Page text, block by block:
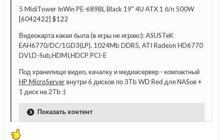
5 MidiTower InWin PE-689BL Black 19" 4U ATX 1 б/п 500W
[6042422] $122
Видеокарта какая была (в игры не играю:): ASUSTeK
EAH6770/DC/1GD3(LP), 1024Mb DDR5, ATI Radeon HD6770
DVI,D-Sub,HDMI,HDCP PCI-E
Под хранилище видео, качалку и медиасервер - компактный
HP MicroServer внутри 6 дисков по 3Tb WD Red для NASов +
1 диск на 2Tb :)
Показать контент